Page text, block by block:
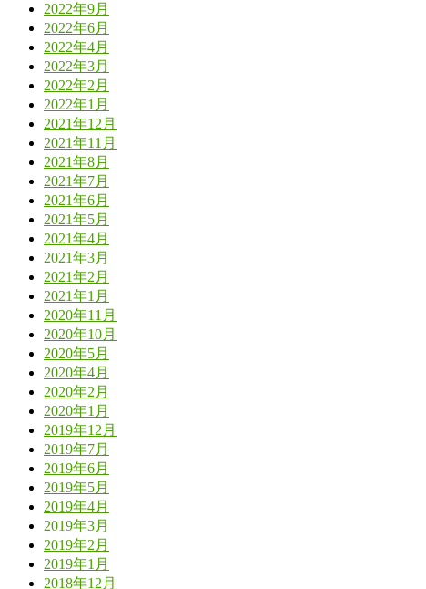
2022年9月
2022年6月
2022年4月
2022年3月
2022年2月
2022年1月
2021年12月
2021年11月
2021年8月
2021年7月
2021年6月
2021年5月
2021年4月
2021年3月
2021年2月
2021年1月
2020年11月
2020年10月
2020年5月
2020年4月
2020年2月
2020年1月
2019年12月
2019年7月
2019年6月
2019年5月
2019年4月
2019年3月
2019年2月
2019年1月
2018年12月